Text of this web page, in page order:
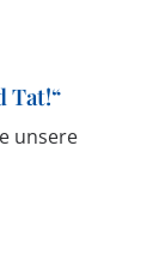
Tat!“
unsere